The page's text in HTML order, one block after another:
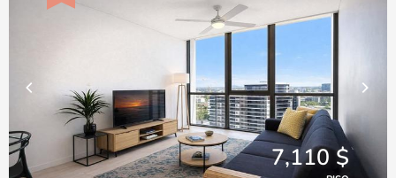
7,110 $